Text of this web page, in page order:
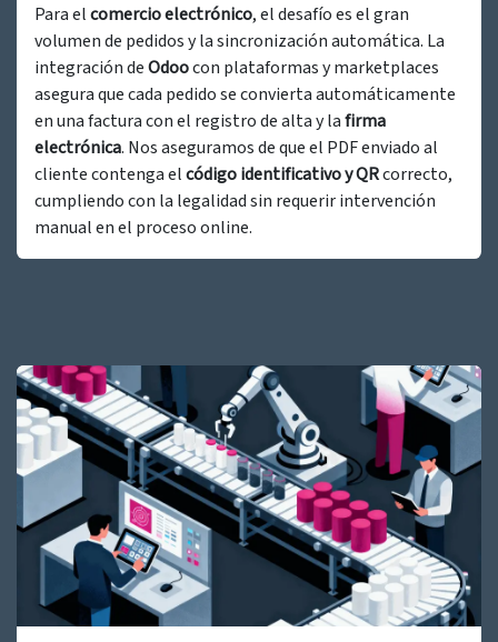
Para elcomercio electrónico, el desafío es el gran
volumen de pedidos y la sincronización automática. La
integración deOdoocon plataformas y marketplaces
asegura que cada pedido se convierta automáticamente
en una factura con el registro de alta y lafirma
electrónica. Nos aseguramos de que el PDF enviado al
cliente contenga elcódigo identificativo y QRcorrecto,
cumpliendo con la legalidad sin requerir intervención
manual en el proceso online.